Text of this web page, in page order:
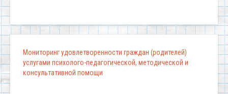
Мониторинг удовлетворенности граждан (родителей)
услугами психолого-педагогической, методической и
консультативной помощи